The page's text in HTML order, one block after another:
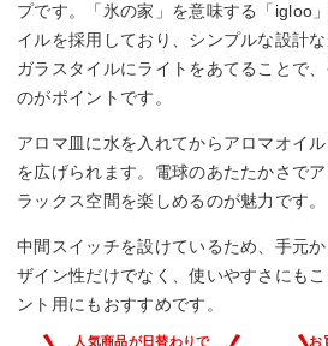
プです。「氷の家」を意味する「igloo
イルを採用しており、シンプルな設計
ガラスタイルにライトをあてることで
のがポイントです。
アロマ皿に水を入れてからアロマオイ
を広げられます。電球のあたたかさで
ラックス空間を楽しめるのが魅力です。
中間スイッチを設けているため、手元
ザイン性だけでなく、使いやすさにも
ント用にもおすすめです。